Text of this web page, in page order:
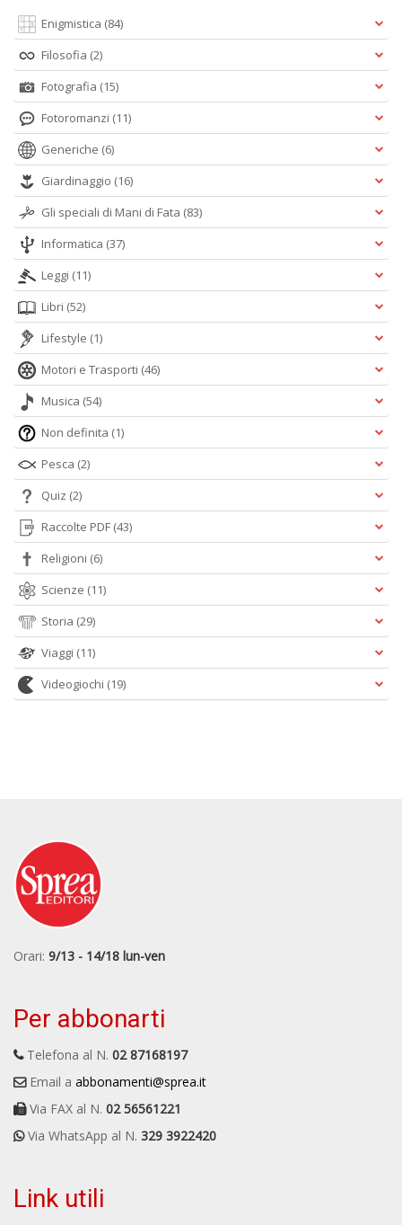
Enigmistica (84)
Filosofia (2)
Fotografia (15)
Fotoromanzi (11)
Generiche (6)
Giardinaggio (16)
Gli speciali di Mani di Fata (83)
Informatica (37)
Leggi (11)
Libri (52)
Lifestyle (1)
Motori e Trasporti (46)
Musica (54)
Non definita (1)
Pesca (2)
Quiz (2)
Raccolte PDF (43)
Religioni (6)
Scienze (11)
Storia (29)
Viaggi (11)
Videogiochi (19)
Orari: 9/13 - 14/18 lun-ven
Per abbonarti
Telefona al N. 02 87168197
Email a abbonamenti@sprea.it
Via FAX al N. 02 56561221
Via WhatsApp al N. 329 3922420
Link utili